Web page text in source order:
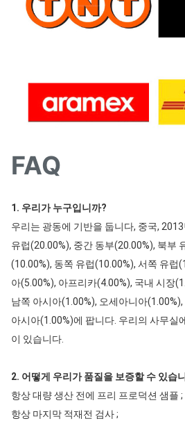
FAQ
1. 우리가 누구입니까?
우리는 광동에 기반을 둡니다, 중국,
유럽(20.00%), 중간 동부(20.00%), 북부
(10.00%), 동쪽 유럽(10.00%), 서쪽 유럽
아(5.00%), 아프리카(4.00%), 국내 시장
남쪽 아시아(1.00%), 오세아니아
아시아(1.00%)에 팝니다. 우리의 사무실
이 있습니다.
2. 어떻게 우리가 품질을 보증할 수 있습
항상 대량 생산 전에 프리 프로덕션 샘플 ;
항상 마지막 적재전 검사 ;